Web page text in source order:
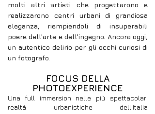
molti altri artisti che progettarono e
realizzarono centri urbani di grandiosa
eleganza, riempiendoli di insuperabili
poere dell'arte e dell'ingegno. Ancora oggi,
un autentico delirio per gli occhi curiosi di
un fotografo.
FOCUS DELLA
PHOTOEXPERIENCE
Una full immersion nelle più spettacolari
realtà urbanistiche dell'Italia